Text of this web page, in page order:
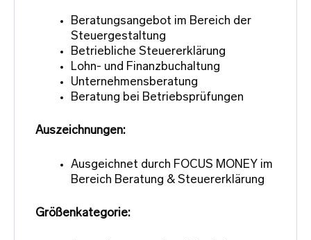
Beratungsangebot im Bereich der
Steuergestaltung
Betriebliche Steuererklärung
Lohn- und Finanzbuchaltung
Unternehmensberatung
Beratung bei Betriebsprüfungen
Auszeichnungen:
Ausgeichnet durch FOCUS MONEY im
Bereich Beratung & Steuererklärung
Größenkategorie: